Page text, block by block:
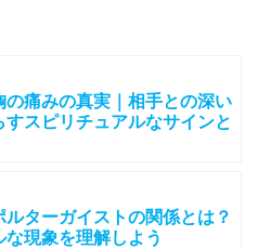
の痛みの真実｜相手との深い
すスピリチュアルなサインと
ルターガイストの関係とは？
な現象を理解しよう